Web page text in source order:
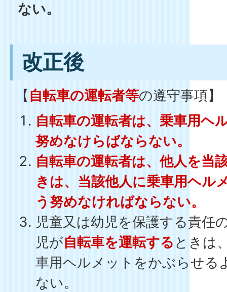
ない。
改正後
【 自転車の運転者等の遵守事項】
自転車の運転者は、乗車用ヘ
努めなけらばならない。
自転車の運転者は、他人を当
きは、当該他人に乗車用ヘル
う努めなければならない。
児童又は幼児を保護する責任
児が自転車を運転する ときは
車用ヘルメットをかぶらせる
ない。